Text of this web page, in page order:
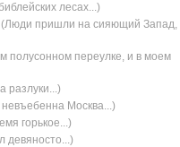
лесах...)
(Люди пришли на сияющий Запад,
полусонном переулке, и в моем
разлуки...)
Москва...)
горькое...)
девяносто...)